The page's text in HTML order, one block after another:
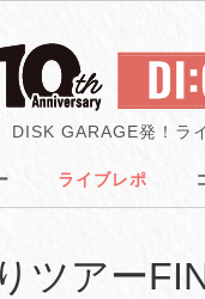
DISK GARAGE発！ラ
ライブレポ
ツアー